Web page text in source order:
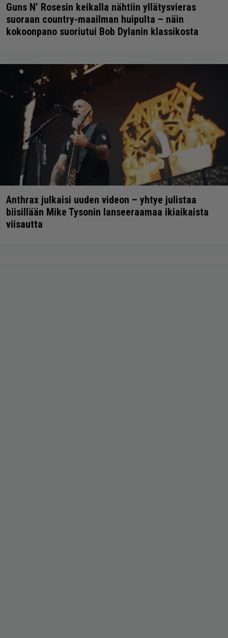
Guns N’ Rosesin keikalla nähtiin yllätysvieras
suoraan country-maailman huipulta – näin
kokoonpano suoriutui Bob Dylanin klassikosta
Anthrax julkaisi uuden videon – yhtye julistaa
biisillään Mike Tysonin lanseeraamaa ikiaikaista
viisautta